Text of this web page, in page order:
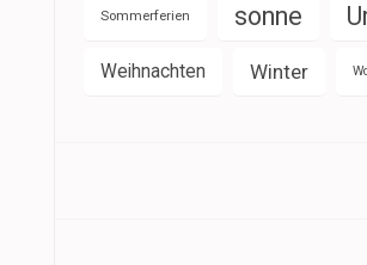
Sommerferien sonne
Weihnachten Winter